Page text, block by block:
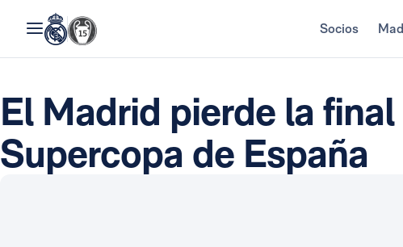
Socios
El Madrid pierde la final
Supercopa de España